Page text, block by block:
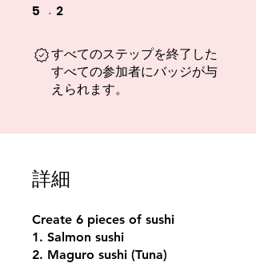
5 5 undefined
2
すべてのステップを終了した
すべての参加者にバッジが与
えられます。
詳細
Create 6 pieces of sushi
1. Salmon sushi
2. Maguro sushi (Tuna)